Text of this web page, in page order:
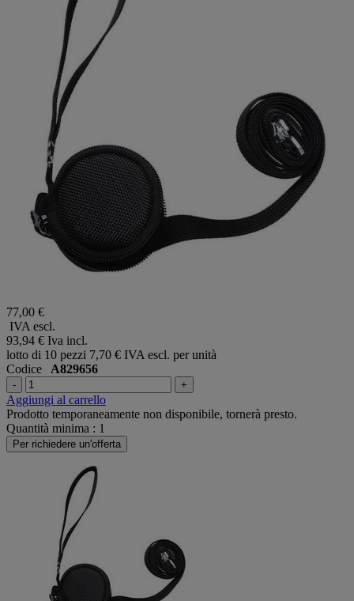
77,00 €
IVA escl.
93,94 € Iva incl.
lotto di 10 pezzi 7,70 € IVA escl. per unità
Codice A829656
- +
Aggiungi al carrello
Prodotto temporaneamente non disponibile, tornerà presto.
Quantità minima : 1
Per richiedere un'offerta